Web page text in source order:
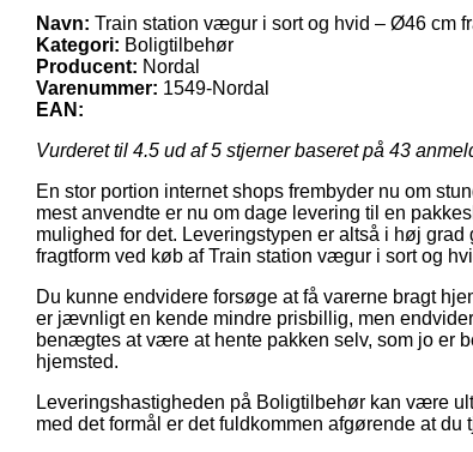
Navn: Train station vægur i sort og hvid – Ø46 cm
Kategori: Boligtilbehør
Producent: Nordal
Varenummer: 1549-Nordal
EAN:
Vurderet til 4.5 ud af 5 stjerner baseret på 43
En stor portion internet shops frembyder nu om
mest anvendte er nu om dage levering til en
mulighed for det. Leveringstypen er altså i høj
fragtform ved køb af Train station vægur i sort og
Du kunne endvidere forsøge at få varerne bragt
er jævnligt en kende mindre prisbillig, men
benægtes at være at hente pakken selv, som jo er
hjemsted.
Leveringshastigheden på Boligtilbehør kan være
med det formål er det fuldkommen afgørende at